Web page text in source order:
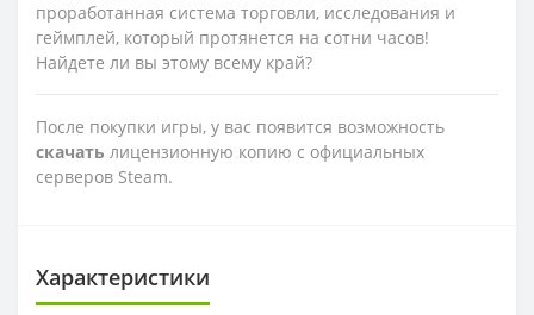
проработанная система торговли, исследования и
геймплей, который протянется на сотни часов!
Найдете ли вы этому всему край?
После покупки игры, у вас появится возможность
скачать лицензионную копию с официальных
серверов Steam.
Характеристики